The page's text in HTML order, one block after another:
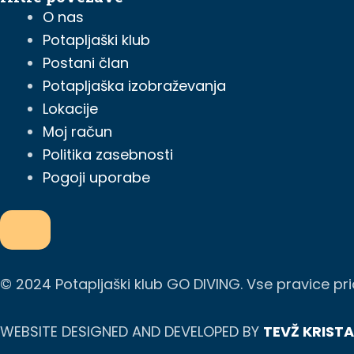
O nas
Potapljaški klub
Postani član
Potapljaška izobraževanja
Lokacije
Moj račun
Politika zasebnosti
Pogoji uporabe
© 2024 Potapljaški klub GO DIVING. Vse pravice
WEBSITE DESIGNED AND DEVELOPED BY TEVŽ